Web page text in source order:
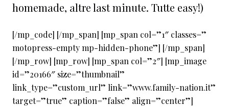
homemade, altre last minute. Tutte easy!)
[/mp_code] [/mp_span] [mp_span col=”1″ classes=”
motopress-empty mp-hidden-phone”] [/mp_span]
[/mp_row] [mp_row] [mp_span col=”2″] [mp_image
id=”20166″ size=”thumbnail”
link_type=”custom_url” link=”www.family-nation.it”
target=”true” caption=”false” align=”center”]